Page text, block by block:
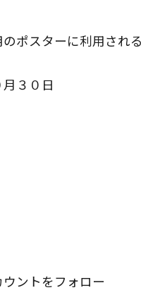
ポスターに利用され
３０日
ントをフォロー